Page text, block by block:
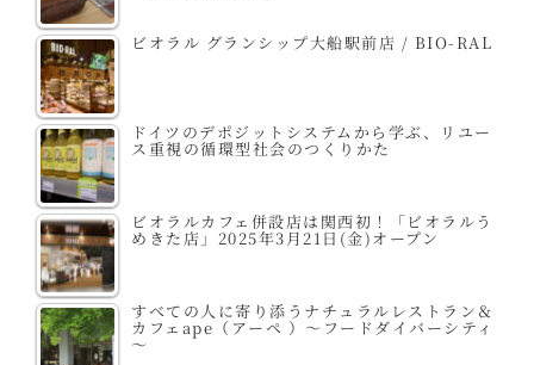
ビオラル グランシップ大船駅前店 / BIO-RAL
ドイツのデポジットシステムから学ぶ、リユー
ス重視の循環型社会のつくりかた
ビオラルカフェ併設店は関西初！「ビオラルう
めきた店」2025年3月21日(金)オープン
すべての人に寄り添うナチュラルレストラン＆
カフェape（アーペ ）～フードダイバーシティ
～